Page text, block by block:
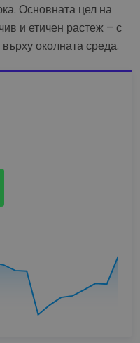
Основната цел на
и етичен растеж – с
околната среда.